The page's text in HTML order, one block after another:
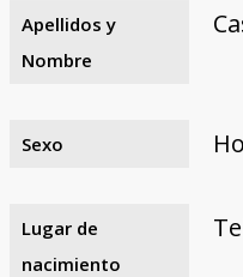
Razones y
El equipo
Fuentes
Apellidos y
Nombre
Sexo
Lugar de
nacimiento